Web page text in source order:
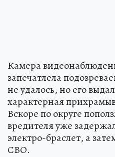
Камера
запечатлела
не удалось, но его
характерная
Вскоре по округе
вредителя уже
электро-браслет, а
СВО.